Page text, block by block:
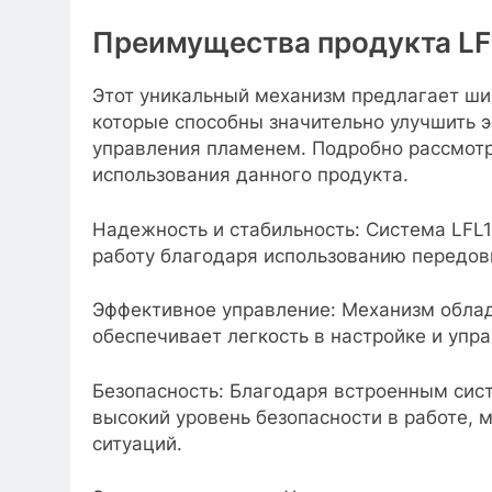
Преимущества продукта
Этот уникальный механизм предлагает
которые способны значительно
управления пламенем. Подробно
использования данного продукта.
Надежность и стабильность: Система
работу благодаря использованию
Эффективное управление: Механизм
обеспечивает легкость в настройке и
Безопасность: Благодаря встроенным
высокий уровень безопасности в работе,
ситуаций.